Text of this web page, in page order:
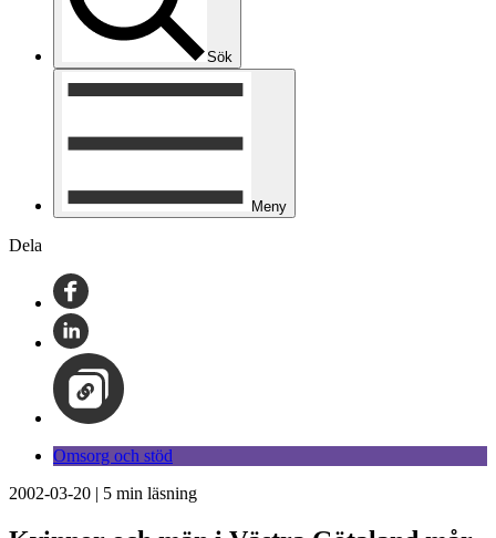
Sök
Meny
Dela
Omsorg och stöd
2002-03-20 | 5 min läsning